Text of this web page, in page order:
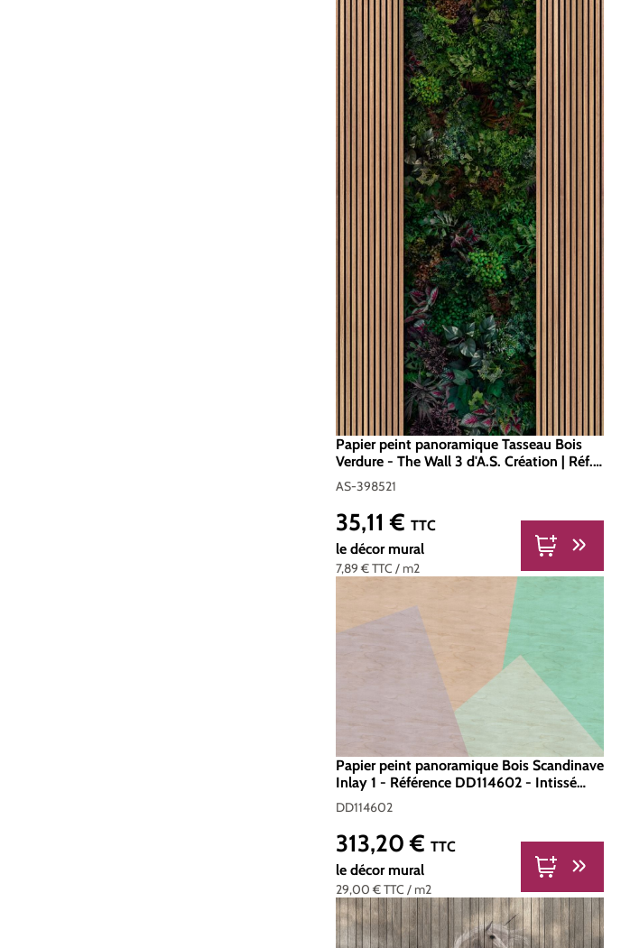
Papier peint panoramique Tasseau Bois
Verdure - The Wall 3 d'A.S. Création | Réf.
AS-398521
AS-398521
7,89 €TTC / m2
Prix régulier :
35,11 € TTC
le décor mural
Papier peint panoramique Bois Scandinave
Inlay 1 - Référence DD114602 - Intissé
200g/m2 - Standard 400 x 270
DD114602
29,00 €TTC / m2
Prix régulier :
313,20 € TTC
le décor mural